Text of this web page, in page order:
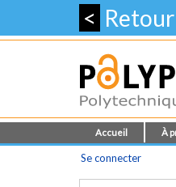
<
Accueil À
Se connecter